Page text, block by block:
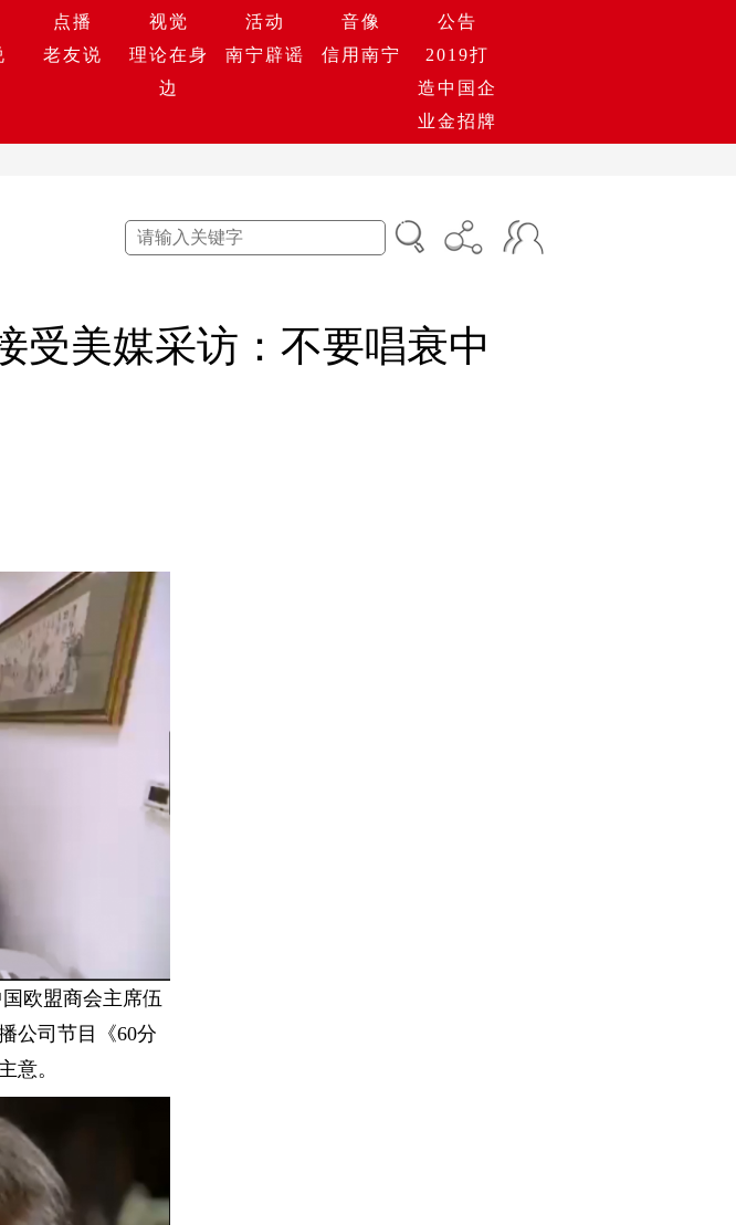
点播 视觉 活动 音像
公告
老友说
理论在身
边
南宁辟谣 信用南宁
2019打
造中国企
业金招牌
受美媒采访：不要唱衰中
欧盟商会主席伍
公司节目《60分
意。